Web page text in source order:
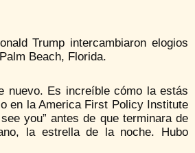
Trump intercambiaron elogios
Beach, Florida.
nuevo. Es increíble cómo la estás
en la America First Policy Institute
you” antes de que terminara de
la estrella de la noche. Hubo